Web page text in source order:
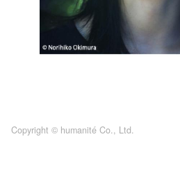
Copyright © humanité Co., Ltd.